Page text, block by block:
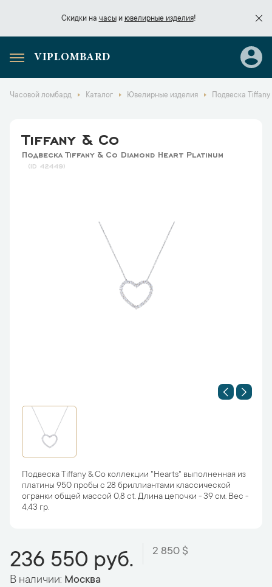
Скидки на часыи ювелирные изделия!
Скидки начасы
VIPLOMBARD
Часовой ломбард Каталог Ювелирные изделия Подвеска
Tiffany & Co
Подвеска Tiffany & Co Diamond Heart Platinum
42449
Подвеска Tiffany & Co коллекции "Hearts" выполненная из
платины 950 пробы с 28 бриллиантами классической
огранки общей массой 0,8 ct. Длина цепочки - 39 см. Вес -
4,43 гр.
236 550 руб. 2 850 $
В наличии: Москва